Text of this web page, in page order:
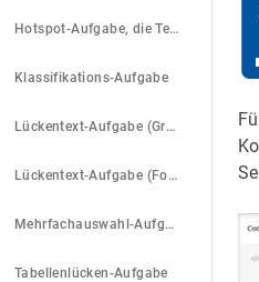
Hotspot-Aufgabe, die Teilpunkte zulässt
Klassifikations-Aufgabe
Lückentext-Aufgabe (Gruppierung von Lücken)
Lückentext-Aufgabe (Folgefehler, Kommentare)
Mehrfachauswahl-Aufgabe
Tabellenlücken-Aufgabe